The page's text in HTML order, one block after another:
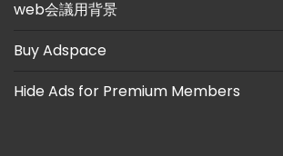
web会議用背景
Buy Adspace
Hide Ads for Premium Members